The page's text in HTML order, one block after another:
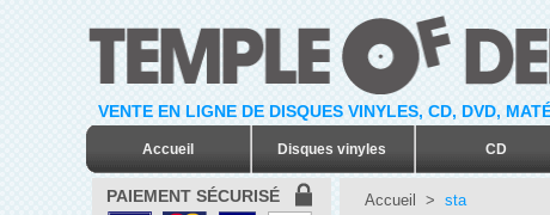
VENTE EN LIGNE DE DISQUES VINYLES, CD, DVD,
Accueil Disques vinyles CD
PAIEMENT SÉCURISÉ Accueil > sta